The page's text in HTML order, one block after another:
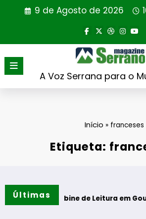
9 de Agosto de 2026
A Voz Serrana para o
Início » franceses
Etiqueta:
Últimas
da Cabine de Leitura em Gouveia